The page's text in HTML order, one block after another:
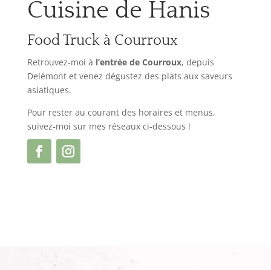
Cuisine de Hanis
Food Truck à Courroux
Retrouvez-moi à l’entrée de Courroux, depuis
Delémont et venez dégustez des plats aux saveurs
asiatiques.
Pour rester au courant des horaires et menus,
suivez-moi sur mes réseaux ci-dessous !